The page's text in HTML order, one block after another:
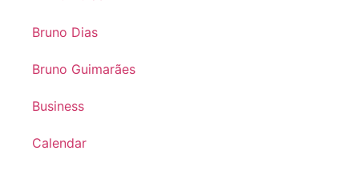
Bruno Dias
Bruno Guimarães
Business
Calendar